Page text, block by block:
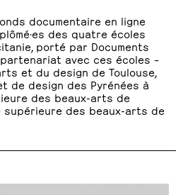
documentaire en ligne
des quatre écoles
porté par Documents
avec ces écoles –
et du design de Toulouse,
de design des Pyrénées à
des beaux-arts de
supérieure des beaux-arts de